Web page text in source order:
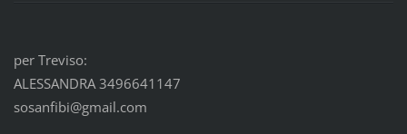
per Treviso:
ALESSANDRA 3496641147
sosanfibi@gmail.com